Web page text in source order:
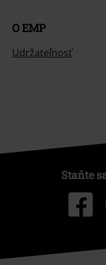
O EMP
Udržateľnosť
Staňte